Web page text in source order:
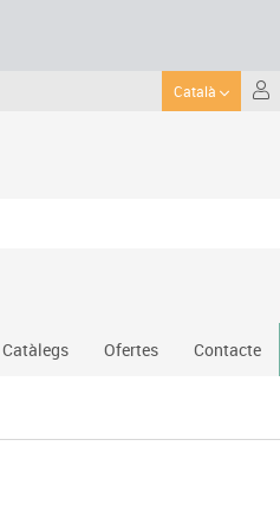
Català
Catàlegs Ofertes Contacte